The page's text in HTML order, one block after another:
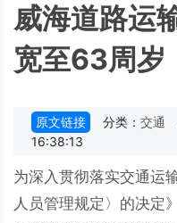
威海道路运
宽至63周岁
原文链接 分类： 交通
16:38:13
为深入贯彻落实交通运
人员管理规定〉的决定